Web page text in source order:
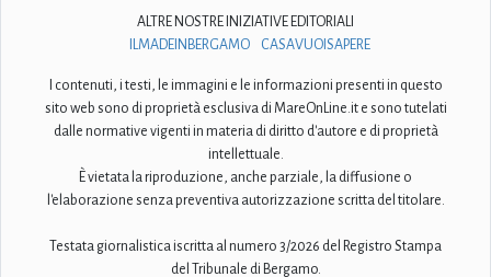
ALTRE NOSTRE INIZIATIVE EDITORIALI
ILMADEINBERGAMO
CASAVUOISAPERE
I contenuti, i testi, le immagini e le informazioni presenti in questo
sito web sono di proprietà esclusiva di MareOnLine.it e sono tutelati
dalle normative vigenti in materia di diritto d'autore e di proprietà
intellettuale.
È vietata la riproduzione, anche parziale, la diffusione o
l'elaborazione senza preventiva autorizzazione scritta del titolare.
Testata giornalistica iscritta al numero 3/2026 del Registro Stampa
del Tribunale di Bergamo.